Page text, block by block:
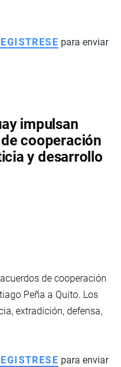
para enviar
impulsan
cooperación
y desarrollo
de cooperación
Peña a Quito. Los
extradición, defensa,
para enviar